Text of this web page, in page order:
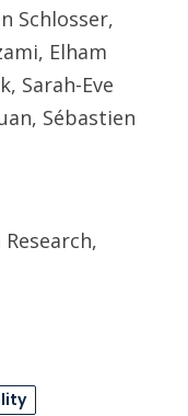
Schlosser,
Elham
Sarah-Eve
Sébastien